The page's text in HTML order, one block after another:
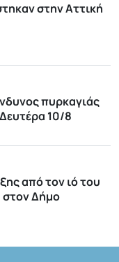
στην Αττική
πυρκαγιάς
10/8
από τον ιό του
στον Δήμο